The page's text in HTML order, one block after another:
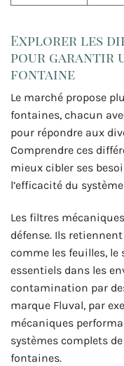
Explorer les
pour garantir
fontaine
Le marché propose
fontaines, chacun
pour répondre aux
Comprendre ces
mieux cibler ses
l’efficacité du
Les filtres
défense. Ils
comme les feuilles, le
essentiels dans les
contamination par
marque Fluval, par
mécaniques
systèmes complets
fontaines.